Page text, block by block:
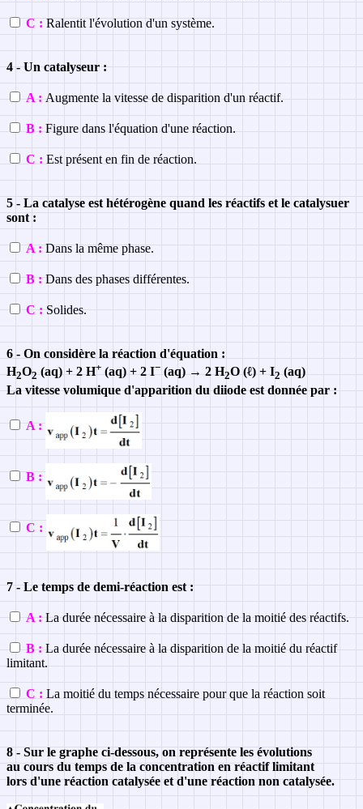
C : Ralentit l'évolution d'un système.
4 - Un catalyseur :
A : Augmente la vitesse de disparition d'un réactif.
B : Figure dans l'équation d'une réaction.
C : Est présent en fin de réaction.
5 - La catalyse est hétérogène quand les réactifs et le catalysuer
sont :
A : Dans la même phase.
B : Dans des phases différentes.
C : Solides.
6 - On considère la réaction d'équation :
H2O2 (aq) + 2 H+ (aq) + 2 I− (aq) → 2 H2O (ℓ) + I2 (aq)
La vitesse volumique d'apparition du diiode est donnée par :
A :
B :
C :
7 - Le temps de demi-réaction est :
A : La durée nécessaire à la disparition de la moitié des réactifs.
B : La durée nécessaire à la disparition de la moitié du réactif
limitant.
C : La moitié du temps nécessaire pour que la réaction soit
terminée.
8 - Sur le graphe ci-dessous, on représente les évolutions
au cours du temps de la concentration en réactif limitant
lors d'une réaction catalysée et d'une réaction non catalysée.